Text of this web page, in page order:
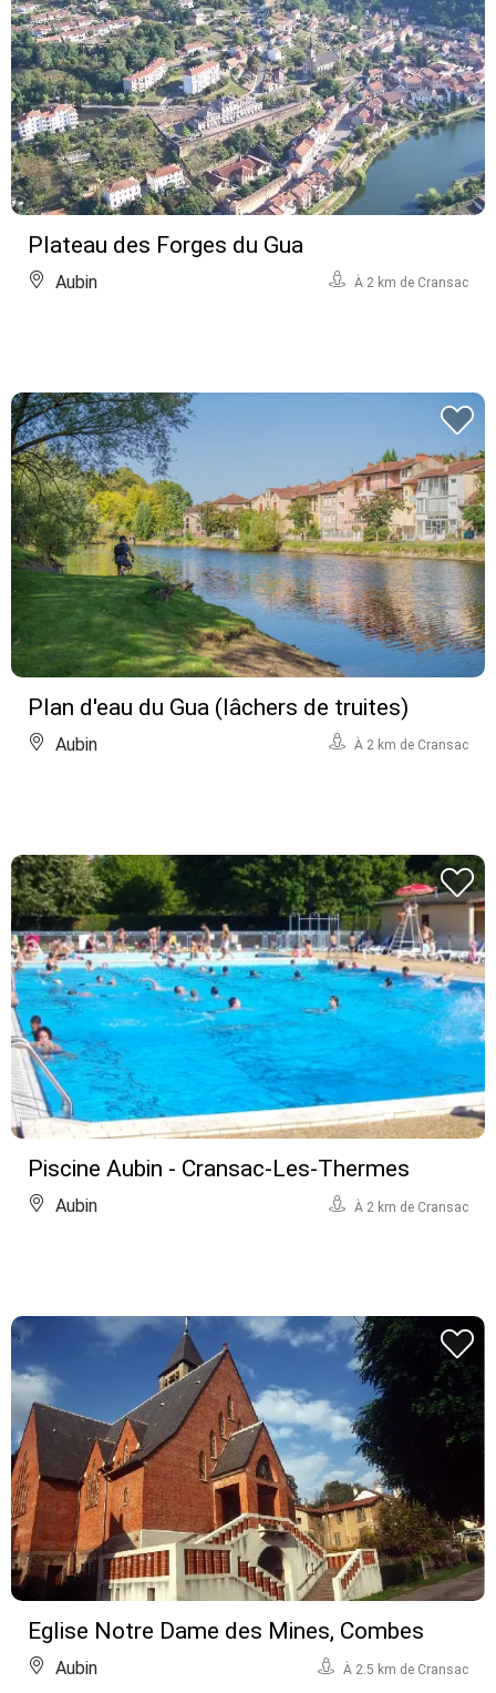
Plateau des Forges du Gua
Aubin À 2 km de Cransac
Plan d'eau du Gua (lâchers de truites)
Aubin À 2 km de Cransac
Piscine Aubin - Cransac-Les-Thermes
Aubin À 2 km de Cransac
Eglise Notre Dame des Mines, Combes
Aubin À 2.5 km de Cransac